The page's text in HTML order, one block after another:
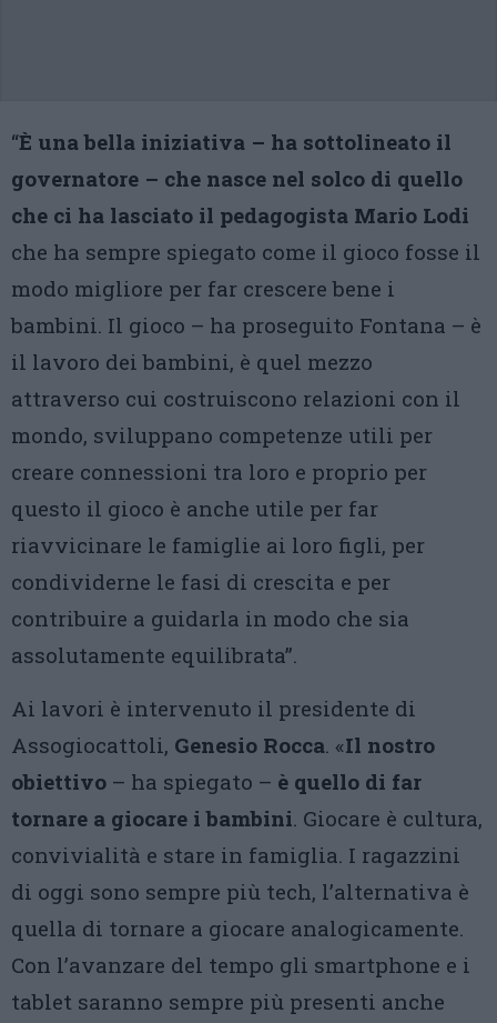
“È una bella iniziativa – ha sottolineato il
governatore – che nasce nel solco di quello
che ci ha lasciato il pedagogista Mario Lodi
che ha sempre spiegato come il gioco fosse il
modo migliore per far crescere bene i
bambini. Il gioco – ha proseguito Fontana – è
il lavoro dei bambini, è quel mezzo
attraverso cui costruiscono relazioni con il
mondo, sviluppano competenze utili per
creare connessioni tra loro e proprio per
questo il gioco è anche utile per far
riavvicinare le famiglie ai loro figli, per
condividerne le fasi di crescita e per
contribuire a guidarla in modo che sia
assolutamente equilibrata”.
Ai lavori è intervenuto il presidente di
Assogiocattoli, Genesio Rocca. «Il nostro
obiettivo – ha spiegato – è quello di far
tornare a giocare i bambini. Giocare è cultura,
convivialità e stare in famiglia. I ragazzini
di oggi sono sempre più tech, l’alternativa è
quella di tornare a giocare analogicamente.
Con l’avanzare del tempo gli smartphone e i
tablet saranno sempre più presenti anche